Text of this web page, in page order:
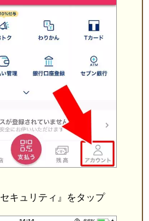
キュリティ』をタップ